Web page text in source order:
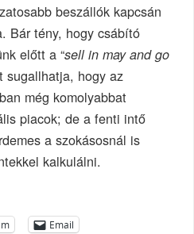
beszállók kapcsán
Bár tény, hogy csábító
előtt a “sell in may and go
sugallhatja, hogy az
még komolyabbat
piacok; de a fenti intő
a szokásosnál is
kalkulálni.
Email